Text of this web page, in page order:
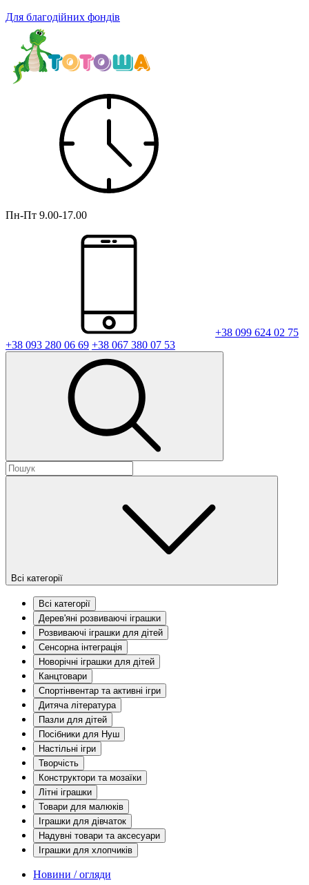
Для благодійних фондів
Пн-Пт 9.00-17.00
+38 099 624 02 75
+38 093 280 06 69 +38 067 380 07 53
Всі категорії
Всі категорії
Дерев'яні розвиваючі іграшки
Розвиваючі іграшки для дітей
Сенсорна інтеграція
Новорічні іграшки для дітей
Канцтовари
Спортінвентар та активні ігри
Дитяча література
Пазли для дітей
Посібники для Нуш
Настільні ігри
Творчість
Конструктори та мозаїки
Літні іграшки
Товари для малюків
Іграшки для дівчаток
Надувні товари та аксесуари
Іграшки для хлопчиків
Новини / огляди